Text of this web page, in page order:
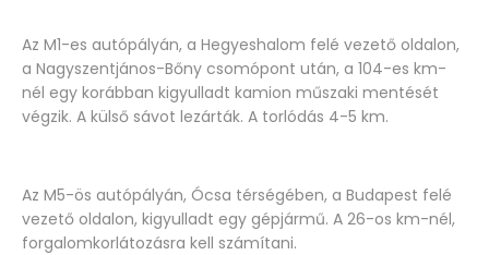
Az M1-es autópályán, a Hegyeshalom felé vezető oldalon,
a Nagyszentjános-Bőny csomópont után, a 104-es km-
nél egy korábban kigyulladt kamion műszaki mentését
végzik. A külső sávot lezárták. A torlódás 4-5 km.
Az M5-ös autópályán, Ócsa térségében, a Budapest felé
vezető oldalon, kigyulladt egy gépjármű. A 26-os km-nél,
forgalomkorlátozásra kell számítani.